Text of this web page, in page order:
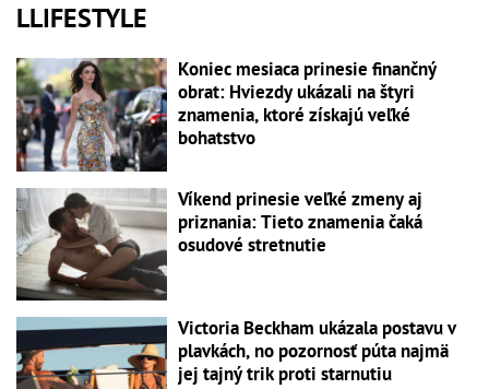
LLIFESTYLE
Koniec mesiaca prinesie finančný
obrat: Hviezdy ukázali na štyri
znamenia, ktoré získajú veľké
bohatstvo
Víkend prinesie veľké zmeny aj
priznania: Tieto znamenia čaká
osudové stretnutie
Victoria Beckham ukázala postavu v
plavkách, no pozornosť púta najmä
jej tajný trik proti starnutiu